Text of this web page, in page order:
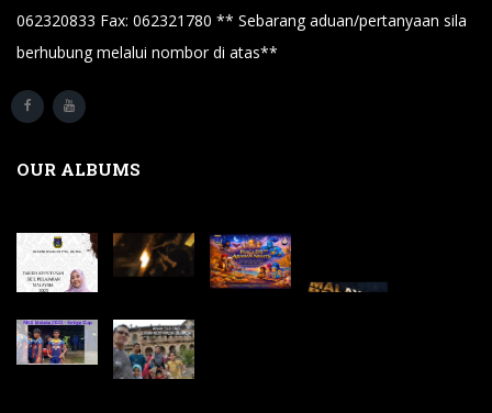
062320833 Fax: 062321780 ** Sebarang aduan/pertanyaan sila
berhubung melalui nombor di atas**
OUR ALBUMS